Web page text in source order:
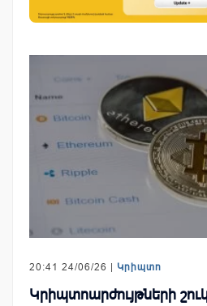
20:41 24/06/26 | Կրիպտո
Կրիպտոարժույթների